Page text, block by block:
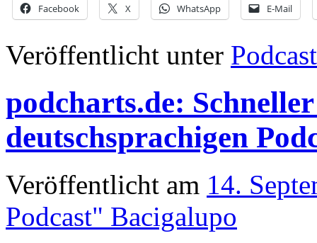
Facebook X WhatsApp E-Mail
Veröffentlicht unter
podcharts.de:
deutschsprachigen
Veröffentlicht am 14.
Podcast" Bacigalupo